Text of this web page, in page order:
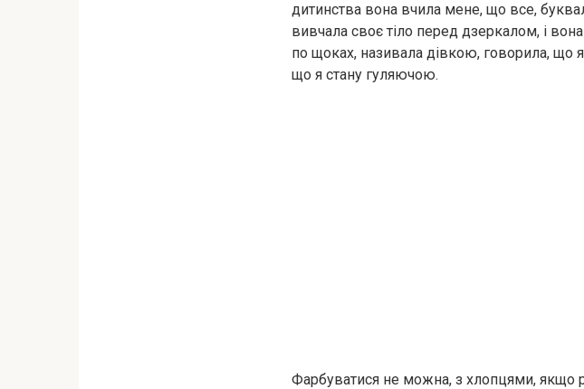
дитинства вона вчила мене, що все,
вивчала своє тіло перед дзеркалом, і
по щоках, називала дівкою, говорила, що я
що я стану гуляючою.
Фарбуватися не можна, з хлопцями, якщо